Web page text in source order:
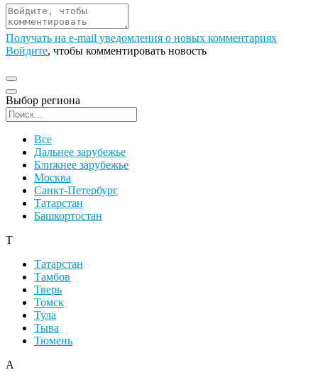
Получать на e‑mail уведомления о новых комментариях
Войдите, чтобы комментировать новость
Выбор региона
Все
Дальнее зарубежье
Ближнее зарубежье
Москва
Санкт-Петербург
Татарстан
Башкортостан
Т
Татарстан
Тамбов
Тверь
Томск
Тула
Тыва
Тюмень
А